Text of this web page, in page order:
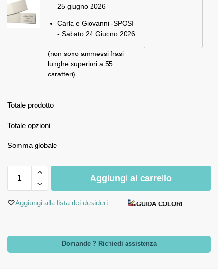
25 giugno 2026
Carla e Giovanni -SPOSI
- Sabato 24 Giugno 2026
(non sono ammessi frasi
lunghe superiori a 55
caratteri)
Totale prodotto
Totale opzioni
Somma globale
Aggiungi al carrello
Aggiungi alla lista dei desideri GUIDA COLORI
Domande ? Richiedi assistenza